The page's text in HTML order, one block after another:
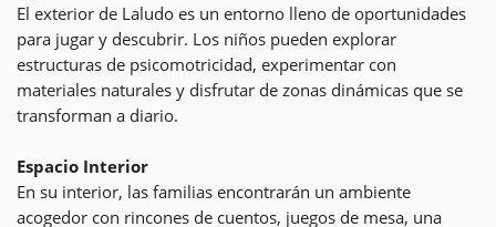
El exterior de Laludo es un entorno lleno de oportunidades
para jugar y descubrir. Los niños pueden explorar
estructuras de psicomotricidad, experimentar con
materiales naturales y disfrutar de zonas dinámicas que se
transforman a diario.
Espacio Interior
En su interior, las familias encontrarán un ambiente
acogedor con rincones de cuentos, juegos de mesa, una